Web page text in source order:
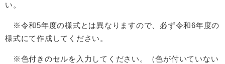
い。
※令和5年度の様式とは異なりますので、必ず令和6年度の
様式にて作成してください。
※色付きのセルを入力してください。（色が付いていない